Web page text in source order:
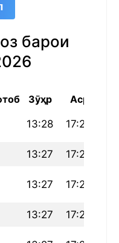
барои
Зӯҳр Аср
13:28 17:24
13:27 17:24
13:27 17:24
13:27 17:23